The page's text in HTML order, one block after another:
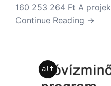
160 253 264 Ft A
Continue Reading →
alt